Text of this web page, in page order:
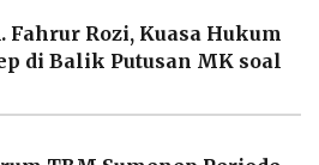
Fahrur Rozi, Kuasa Hukum
di Balik Putusan MK soal